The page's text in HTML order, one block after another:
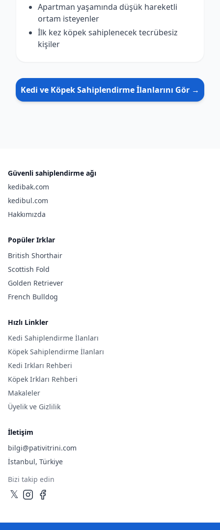
Apartman yaşamında düşük hareketli
ortam isteyenler
İlk kez köpek sahiplenecek tecrübesiz
kişiler
Kedi ve Köpek Sahiplendirme İlanlarını Gör →
Güvenli sahiplendirme ağı
kedibak.com
kedibul.com
Hakkımızda
Popüler Irklar
British Shorthair
Scottish Fold
Golden Retriever
French Bulldog
Hızlı Linkler
Kedi Sahiplendirme İlanları
Köpek Sahiplendirme İlanları
Kedi Irkları Rehberi
Köpek Irkları Rehberi
Makaleler
Üyelik ve Gizlilik
İletişim
bilgi@pativitrini.com
İstanbul, Türkiye
Bizi takip edin
𝕏